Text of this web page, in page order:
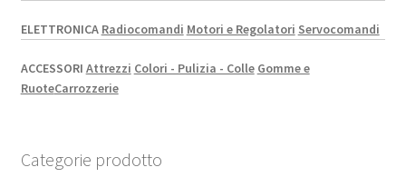
ELETTRONICA Radiocomandi Motori e Regolatori Servocomandi
ACCESSORI Attrezzi Colori - Pulizia - Colle Gomme e
RuoteCarrozzerie
Categorie prodotto